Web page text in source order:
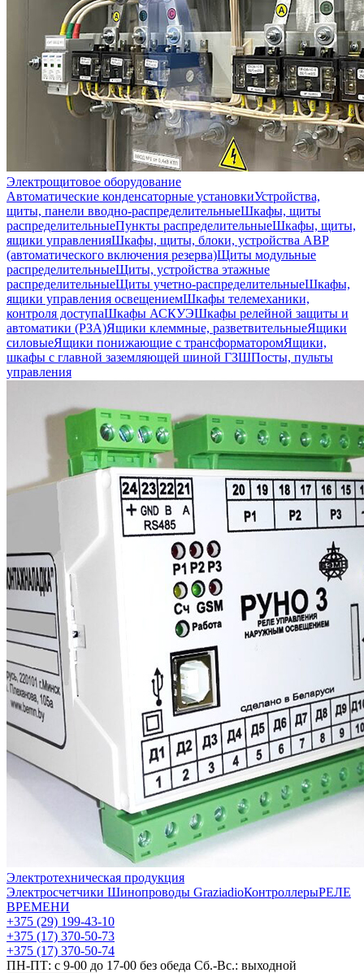
Электрощитовое оборудование
Автоматические конденсаторные установкиУстройства,
щиты, панели вводно-распределительныеШкафы, щиты
распределительныеПункты распределительныеШкафы, щиты,
ящики управленияШкафы, щиты, блоки, устройства АВР
(автоматического включения резерва)Щиты модульные
распределительныеЩиты, устройства этажные
распределительныеЩиты учетно-распределительныеШкафы,
ящики управления освещениемШкафы телемеханики,
контроля доступаШкафы АСКУЭШкафы релейной защиты и
автоматики (РЗА)Ящики клеммные, разветвительныеЯщики
силовыеЯщики понижающие с трансформаторомЯщики,
шкафы с главной заземляющей шиной ГЗШПосты, пульты
управления
Электротехническая продукция
Электросчетчики Шинопроводы GraziadioКонтроллерыРЕЛЕ
ВРЕМЕНИ
+375 (29) 199-43-10
+375 (17) 370-50-73
+375 (17) 370-50-74
ПН-ПТ: с 9-00 до 17-00 без обеда Сб.-Вс.: выходной